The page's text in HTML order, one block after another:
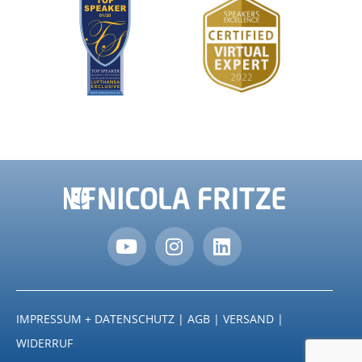
IMPRESSUM + DATENSCHUTZ | AGB | VERSAND |
WIDERRUF